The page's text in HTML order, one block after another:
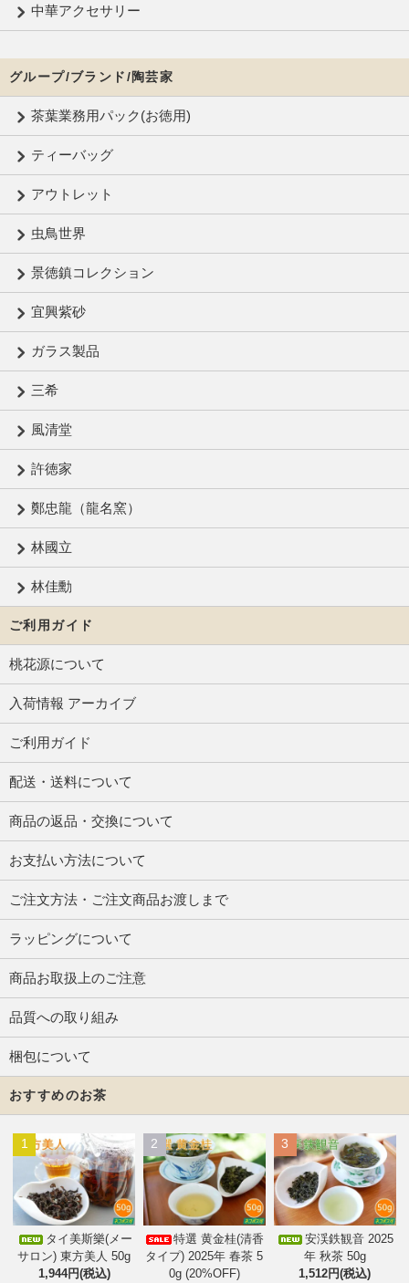
中華アクセサリー
グループ/ブランド/陶芸家
茶葉業務用パック(お徳用)
ティーバッグ
アウトレット
虫鳥世界
景徳鎮コレクション
宜興紫砂
ガラス製品
三希
風清堂
許徳家
鄭忠龍（龍名窯）
林國立
林佳勳
ご利用ガイド
桃花源について
入荷情報 アーカイブ
ご利用ガイド
配送・送料について
商品の返品・交換について
お支払い方法について
ご注文方法・ご注文商品お渡しまで
ラッピングについて
商品お取扱上のご注意
品質への取り組み
梱包について
おすすめのお茶
1
タイ美斯樂(メー
サロン) 東方美人 50g
1,944円(税込)
2
特選 黄金桂(清香
タイプ) 2025年 春茶 5
0g (20%OFF)
3
安渓鉄観音 2025
年 秋茶 50g
1,512円(税込)